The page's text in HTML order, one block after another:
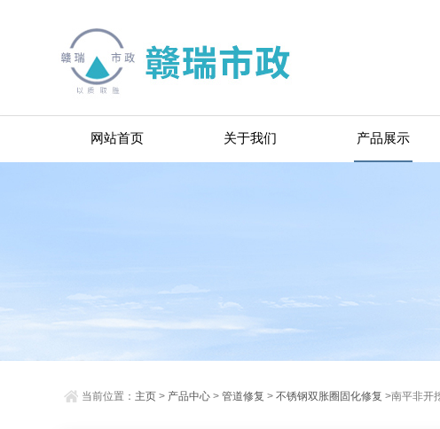
网站首页 关于我们 产品展示
当前位置： 主页 > 产品中心 >管道修复 >不锈钢双胀圈固化修复 >南平非开